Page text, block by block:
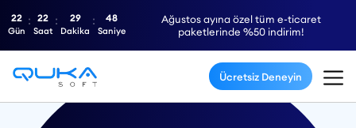
Ağustos ayına özel tüm e-ticaret
paketlerinde %50 indirim!
22
Gün
22
Saat
29
Dakika
47
Saniye
Ücretsiz Deneyin